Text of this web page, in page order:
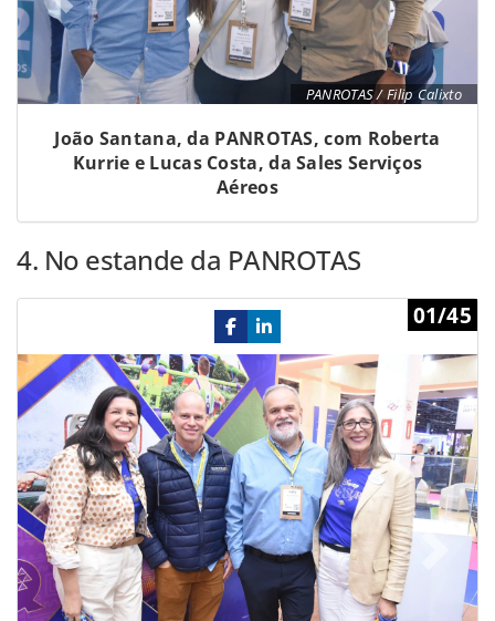
PANROTAS / Filip Calixto
João Santana, da PANROTAS, com Roberta
Kurrie e Lucas Costa, da Sales Serviços
Aéreos
4. No estande da PANROTAS
01/45
Previous